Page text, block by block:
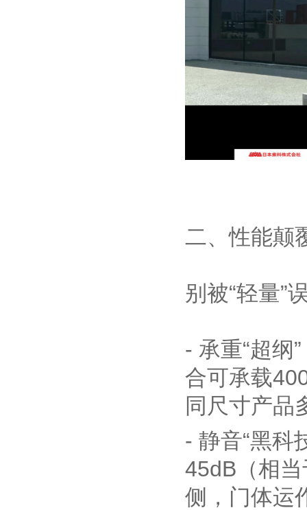
二、性能颠
别被“轻量”
- 承重“超纲
合可承载
同尺寸产品
- 静音“黑科
45dB（相
侧，门体运